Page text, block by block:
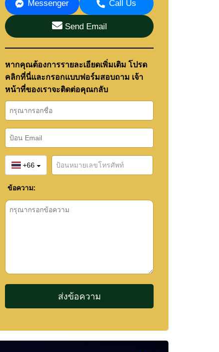
Messenger Call Us
Send Email
หากคุณต้องการรายละเอียดเพิ่มเติม โปรด
คลิกที่นี่และกรอกแบบฟอร์มสอบถาม เจ้า
หน้าที่ของเราจะติดต่อคุณกลับ
+66
ข้อความ: